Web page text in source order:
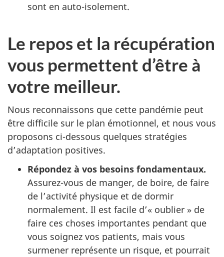
sont en auto-isolement.
Le repos et la récupération
vous permettent d’être à
votre meilleur.
Nous reconnaissons que cette pandémie peut
être difficile sur le plan émotionnel, et nous vous
proposons ci-dessous quelques stratégies
d’adaptation positives.
Répondez à vos besoins fondamentaux.
Assurez-vous de manger, de boire, de faire
de l’activité physique et de dormir
normalement. Il est facile d’« oublier » de
faire ces choses importantes pendant que
vous soignez vos patients, mais vous
surmener représente un risque, et pourrait